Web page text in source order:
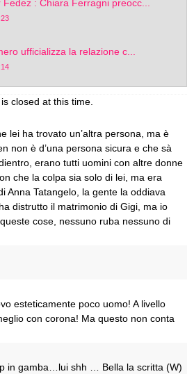
: Chiara Ferragni preocc...
ufficializza la relazione c...
closed at this time.
lei ha trovato un’altra persona, ma è
non è d’una persona sicura e che sà
erano tutti uomini con altre donne
che la colpa sia solo di lei, ma era
Anna Tatangelo, la gente la oddiava
distrutto il matrimonio di Gigi, ma io
cose, nessuno ruba nessuno di
esteticamente poco uomo! A livello
con corona! Ma questo non conta
in gamba…lui shh … Bella la scritta (W)